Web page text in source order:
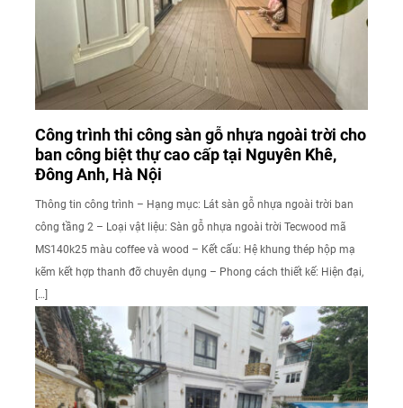
Công trình thi công sàn gỗ nhựa ngoài trời cho
ban công biệt thự cao cấp tại Nguyên Khê,
Đông Anh, Hà Nội
Thông tin công trình – Hạng mục: Lát sàn gỗ nhựa ngoài trời ban
công tầng 2 – Loại vật liệu: Sàn gỗ nhựa ngoài trời Tecwood mã
MS140k25 màu coffee và wood – Kết cấu: Hệ khung thép hộp mạ
kẽm kết hợp thanh đỡ chuyên dụng – Phong cách thiết kế: Hiện đại,
[…]